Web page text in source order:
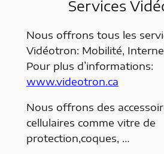
Services
Nous offrons tous les
Vidéotron: Mobilité,
Pour plus d’informations:
www.videotron.ca
Nous offrons des
cellulaires comme vitre de
protection,coques, …